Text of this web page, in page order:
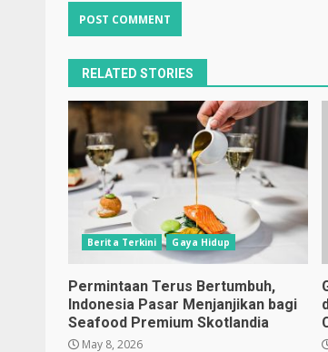
RELATED STORIES
Berita Terkini Gaya Hidup
Permintaan Terus Bertumbuh,
Indonesia Pasar Menjanjikan bagi
Seafood Premium Skotlandia
May 8, 2026